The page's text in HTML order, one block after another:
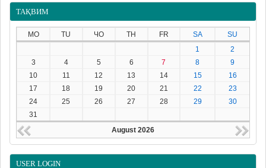
ТАҚВИМ
MO TU ЧО TH FR SA
SU
1
2
3
4 5 6 7 8
9
10
11 12 13 14 15
16
17
18 19 20 21 22
23
24
25 26 27 28 29
30
31
August 2026
USER LOGIN